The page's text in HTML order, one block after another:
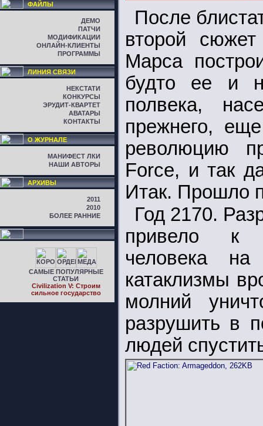
ФАЙЛЫ
ДЕМО
ПАТЧИ
МОДИФИКАЦИИ
ОНЛАЙН-КЛИЕНТЫ
ПРОГРАММЫ
ЛИНИЯ СВЯЗИ
НЕКСТАТИ
КОНКУРСЫ
ЭРУДИТ-КВАРТЕТ
АВАТАРЫ
КОНТАКТЫ
О ЖУРНАЛЕ
МАНИФЕСТ ЛКИ
НАШИ АВТОРЫ
АРХИВЫ
2011
2010
БОЛЕЕ РАННИЕ
САМЫЕ ПОПУЛЯРНЫЕ
СТАТЬИ
Civilization V: Строим
сильное государство
После
второй сюжет
Марса
будто ее и
полвека,
прежнего,
революцию
Force, и так
Итак. Прошло
Год 2170.
привело к
человека
катаклизмы
молний
разрушить в
людей